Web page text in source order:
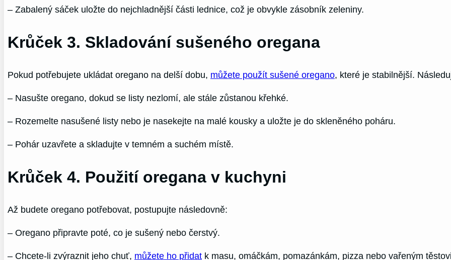
– Zabalený sáček uložte do nejchladnější části lednice, což je obvykle zásobník zeleniny.
Krůček 3. Skladování sušeného oregana
Pokud potřebujete ukládat oregano na delší dobu, můžete použít sušené oregano, které je stabilnější.
– Nasušte oregano, dokud se listy nezlomí, ale stále zůstanou křehké.
– Rozemelte nasušené listy nebo je nasekejte na malé kousky a uložte je do skleněného poháru.
– Pohár uzavřete a skladujte v temném a suchém místě.
Krůček 4. Použití oregana v kuchyni
Až budete oregano potřebovat, postupujte následovně:
– Oregano připravte poté, co je sušený nebo čerstvý.
– Chcete-li zvýraznit jeho chuť, můžete ho přidat k masu, omáčkám, pomazánkám, pizza nebo vařeným